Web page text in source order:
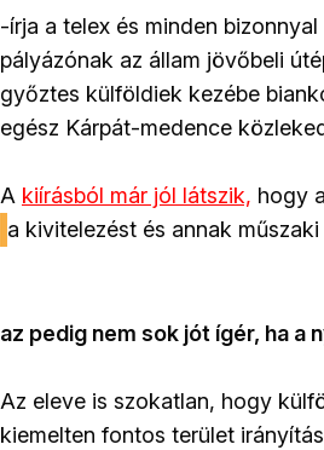
-írja a telex és minden
pályázónak az állam jövőbeli
győztes külföldiek kezébe
egész Kárpát-medence
A kiírásból már jól látszik, hogy
a kivitelezést és annak
az pedig nem sok jót ígér, ha a
Az eleve is szokatlan, hogy
kiemelten fontos terület